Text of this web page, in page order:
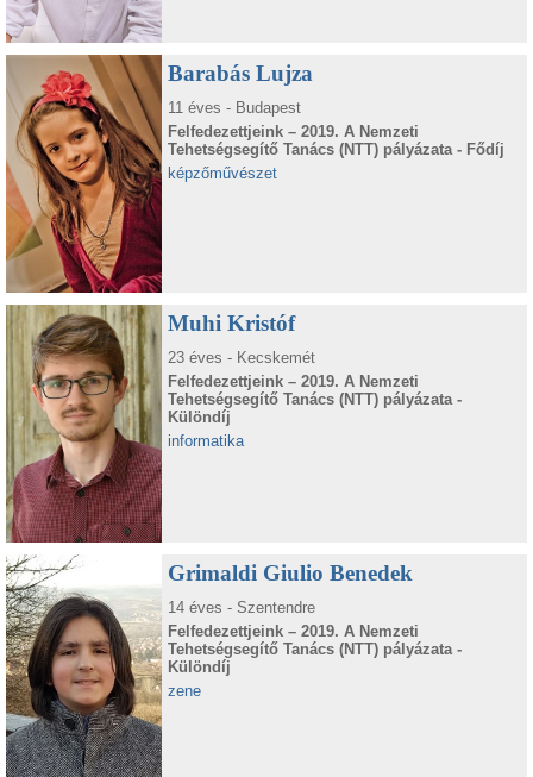
Barabás Lujza
11 éves - Budapest
Felfedezettjeink – 2019. A Nemzeti
Tehetségsegítő Tanács (NTT) pályázata - Fődíj
képzőművészet
Muhi Kristóf
23 éves - Kecskemét
Felfedezettjeink – 2019. A Nemzeti
Tehetségsegítő Tanács (NTT) pályázata -
Különdíj
informatika
Grimaldi Giulio Benedek
14 éves - Szentendre
Felfedezettjeink – 2019. A Nemzeti
Tehetségsegítő Tanács (NTT) pályázata -
Különdíj
zene